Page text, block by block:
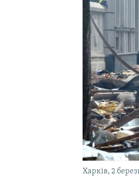
Харків, 2